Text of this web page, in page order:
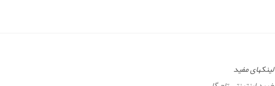
لینکهای مفید